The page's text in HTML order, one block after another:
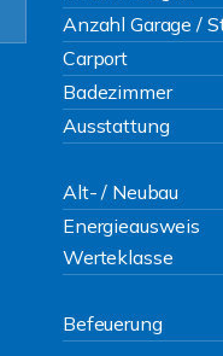
Anzahl Garage /
Carport
Badezimmer
Ausstattung
Alt- / Neubau
Energieausweis
Werteklasse
Befeuerung